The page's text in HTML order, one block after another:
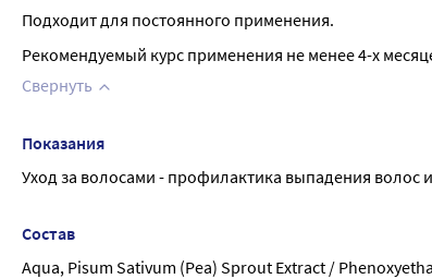
Подходит для постоянного применения.
Рекомендуемый курс применения не менее 4-х
Свернуть
Показания
Уход за волосами - профилактика выпадения волос
Состав
Aqua, Pisum Sativum (Pea) Sprout Extract /